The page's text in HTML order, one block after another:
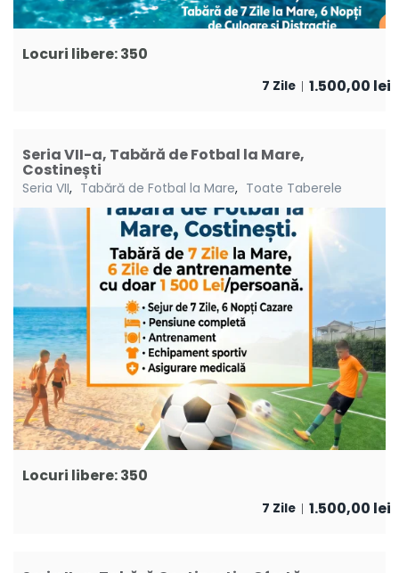
Locuri libere: 350
7 Zile 1.500,00 lei
Seria VII-a, Tabără de Fotbal la Mare,
Costinești
Seria VII, Tabără de Fotbal la Mare, Toate Taberele
Locuri libere: 350
7 Zile 1.500,00 lei